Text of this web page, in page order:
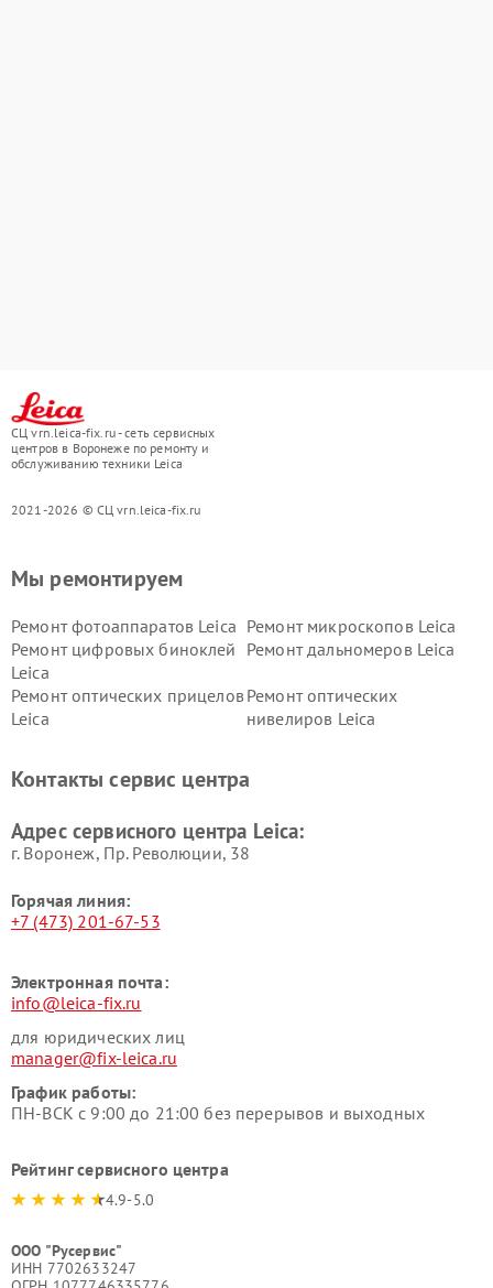
СЦ vrn.leica-fix.ru - сеть сервисных
центров в Воронеже по ремонту и
обслуживанию техники Leica
2021-2026 © СЦ vrn.leica-fix.ru
Мы ремонтируем
Ремонт фотоаппаратов Leica Ремонт микроскопов Leica
Ремонт цифровых биноклей
Leica
Ремонт дальномеров Leica
Ремонт оптических прицелов
Leica
Ремонт оптических
нивелиров Leica
Контакты сервис центра
Адрес сервисного центра Leica:
г. Воронеж, Пр. Революции, 38
Горячая линия:
+7 (473) 201-67-53
Электронная почта:
info@leica-fix.ru
для юридических лиц
manager@fix-leica.ru
График работы:
ПН-ВСК с 9:00 до 21:00 без перерывов и выходных
Рейтинг сервисного центра
4.9-5.0
ООО "Русервис"
ИНН 7702633247